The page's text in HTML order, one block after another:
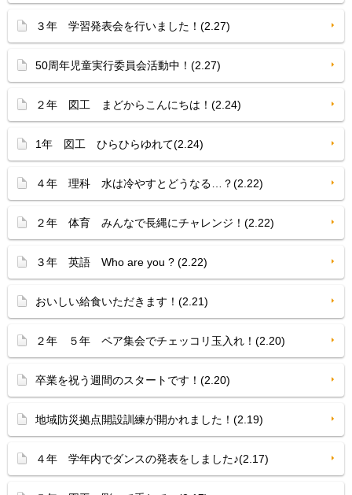
３年 学習発表会を行いました！(2.27)
50周年児童実行委員会活動中！(2.27)
２年 図工 まどからこんにちは！(2.24)
1年 図工 ひらひらゆれて(2.24)
４年 理科 水は冷やすとどうなる…？(2.22)
２年 体育 みんなで長縄にチャレンジ！(2.22)
３年 英語 Who are you ? (2.22)
おいしい給食いただきます！(2.21)
２年 ５年 ペア集会でチェッコリ玉入れ！(2.20)
卒業を祝う週間のスタートです！(2.20)
地域防災拠点開設訓練が開かれました！(2.19)
４年 学年内でダンスの発表をしました♪(2.17)